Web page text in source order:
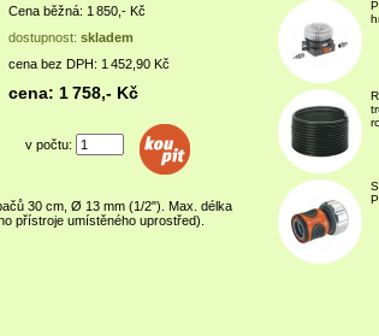
Cena běžná: 1 850,- Kč
dostupnost: skladem
cena bez DPH: 1 452,90 Kč
cena: 1 758,- Kč
v počtu:
30 cm, Ø 13 mm (1/2"). Max. délka
přístroje umístěného uprostřed).